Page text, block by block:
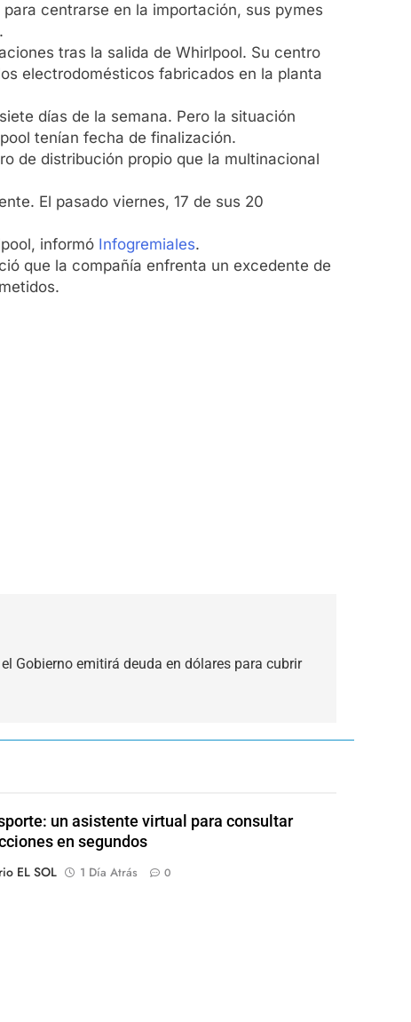
centrarse en la importación, sus pymes
tras la salida de Whirlpool. Su centro
electrodomésticos fabricados en la planta
días de la semana. Pero la situación
tenían fecha de finalización.
de distribución propio que la multinacional
El pasado viernes, 17 de sus 20
informó Infogremiales.
que la compañía enfrenta un excedente de
Gobierno emitirá deuda en dólares para cubrir
un asistente virtual para consultar
en segundos
EL SOL
1 Día Atrás 0